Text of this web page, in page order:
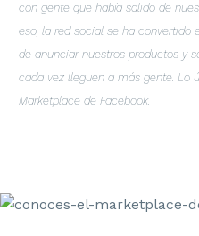
con gente que había salido de
eso, la red social se ha convertido
de anunciar nuestros productos y
cada vez lleguen a más gente. Lo
Marketplace de Facebook.